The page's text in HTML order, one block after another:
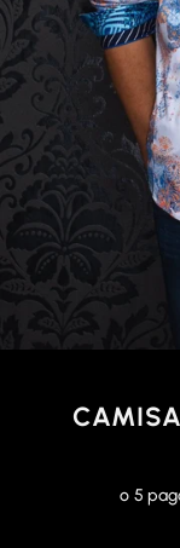
o 5